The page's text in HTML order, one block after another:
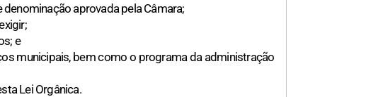
aprovada pela Câmara;
e
municipais, bem como o programa da administração
Lei Orgânica.